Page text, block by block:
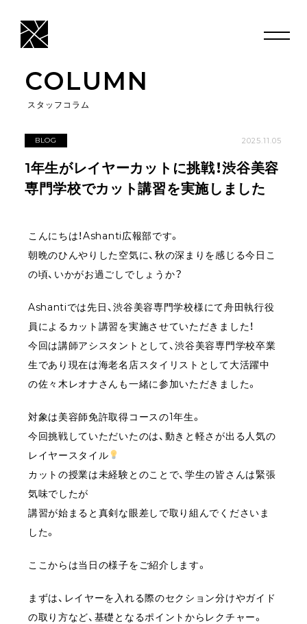
COLUMN
スタッフコラム
BLOG 2025.11.05
1年生がレイヤーカットに挑戦！渋谷美容
専門学校でカット講習を実施しました
こんにちは！Ashanti広報部です。
朝晩のひんやりした空気に、秋の深まりを感じる今日こ
の頃、いかがお過ごしでしょうか？
Ashantiでは先日、渋谷美容専門学校様にて舟田執行役
員によるカット講習を実施させていただきました！
今回は講師アシスタントとして、渋谷美容専門学校卒業
生であり現在は海老名店スタイリストとして大活躍中
の佐々木レオナさんも一緒に参加いただきました。
対象は美容師免許取得コースの1年生。
今回挑戦していただいたのは、動きと軽さが出る人気の
レイヤースタイル
カットの授業は未経験とのことで、学生の皆さんは緊張
気味でしたが
講習が始まると真剣な眼差しで取り組んでくださいま
した。
ここからは当日の様子をご紹介します。
まずは、レイヤーを入れる際のセクション分けやガイド
の取り方など、基礎となるポイントからレクチャー。